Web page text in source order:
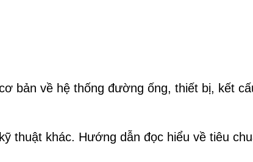
bản về hệ thống đường ống, thiết bị, kết
thuật khác. Hướng dẫn đọc hiểu về tiêu